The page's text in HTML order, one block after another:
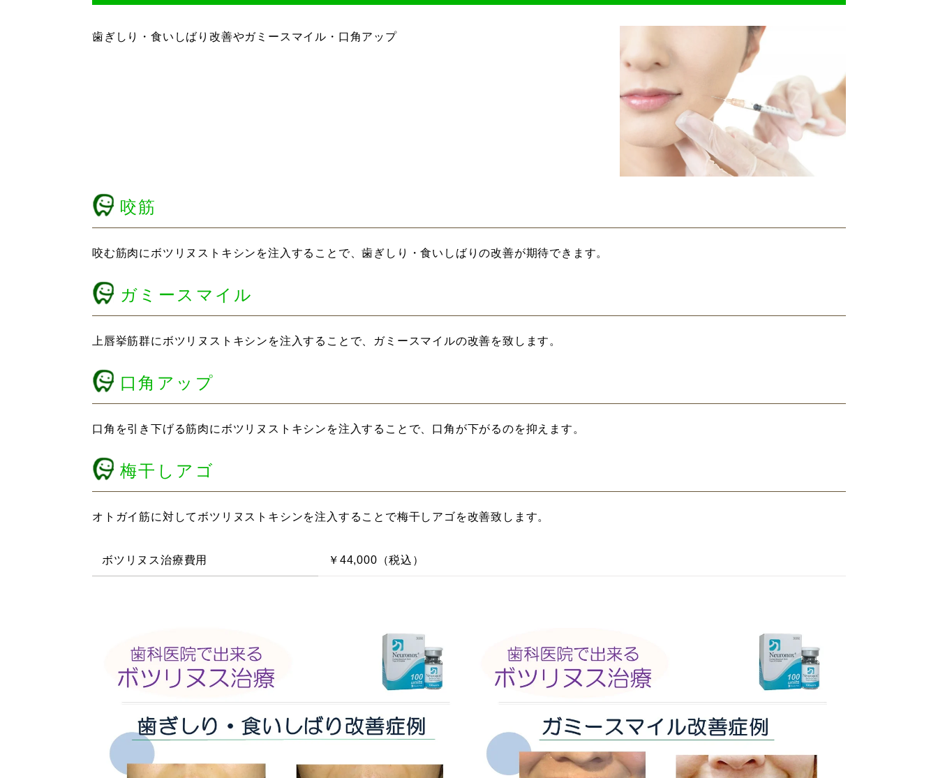
歯ぎしり・食いしばり改善やガミースマイル・口角アップ
咬筋
咬む筋肉にボツリヌストキシンを注入することで、歯ぎしり・食いしばりの改善が期待できます。
ガミースマイル
上唇挙筋群にボツリヌストキシンを注入することで、ガミースマイルの改善を致します。
口角アップ
口角を引き下げる筋肉にボツリヌストキシンを注入することで、口角が下がるのを抑えます。
梅干しアゴ
オトガイ筋に対してボツリヌストキシンを注入することで梅干しアゴを改善致します。
ボツリヌス治療費用 ￥44,000（税込）